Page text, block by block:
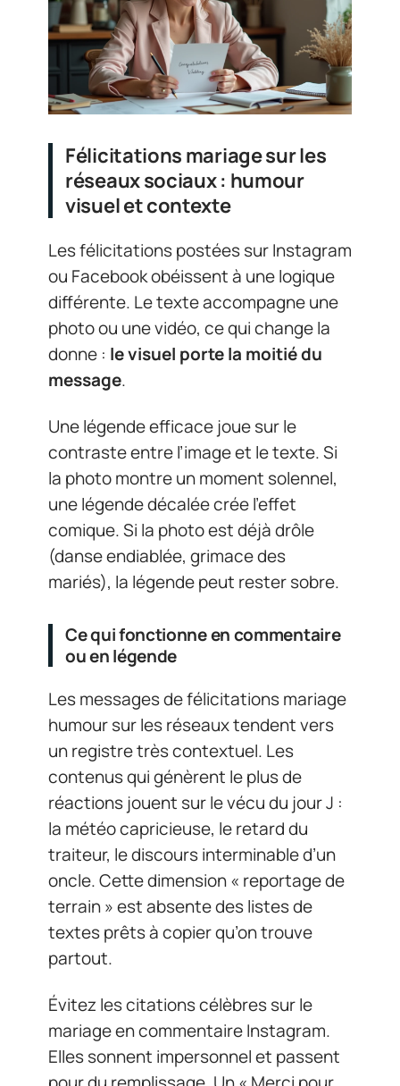
Félicitations mariage sur les
réseaux sociaux : humour
visuel et contexte
Les félicitations postées sur Instagram
ou Facebook obéissent à une logique
différente. Le texte accompagne une
photo ou une vidéo, ce qui change la
donne : le visuel porte la moitié du
message.
Une légende efficace joue sur le
contraste entre l’image et le texte. Si
la photo montre un moment solennel,
une légende décalée crée l’effet
comique. Si la photo est déjà drôle
(danse endiablée, grimace des
mariés), la légende peut rester sobre.
Ce qui fonctionne en commentaire
ou en légende
Les messages de félicitations mariage
humour sur les réseaux tendent vers
un registre très contextuel. Les
contenus qui génèrent le plus de
réactions jouent sur le vécu du jour J :
la météo capricieuse, le retard du
traiteur, le discours interminable d’un
oncle. Cette dimension « reportage de
terrain » est absente des listes de
textes prêts à copier qu’on trouve
partout.
Évitez les citations célèbres sur le
mariage en commentaire Instagram.
Elles sonnent impersonnel et passent